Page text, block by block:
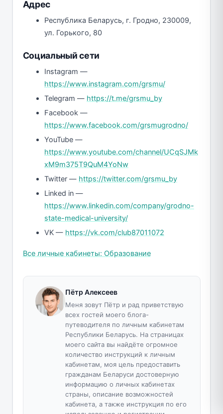
Адрес
Республика Беларусь, г. Гродно, 230009,
ул. Горького, 80
Социальный сети
Instagram —
https://www.instagram.com/grsmu/
Telegram — https://t.me/grsmu_by
Facebook —
https://www.facebook.com/grsmugrodno/
YouTube —
https://www.youtube.com/channel/UCqSJMk
xM9m375T9QuM4YoNw
Twitter — https://twitter.com/grsmu_by
Linked in —
https://www.linkedin.com/company/grodno-
state-medical-university/
VK — https://vk.com/club87011072
Все личные кабинеты: Образование
Пётр Алексеев
Меня зовут Пётр и рад приветствую
всех гостей моего блога-
путеводителя по личным кабинетам
Республики Беларусь. На страницах
моего сайта вы найдёте огромное
количество инструкций к личным
кабинетам, моя цель предоставить
гражданам Беларуси достоверную
информацию о личных кабинетах
страны, описание возможностей
кабинета, а также инструкция по его